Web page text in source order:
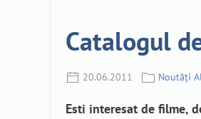
Catalogul
20.06.2011 Noutăți
Esti interesat de filme,